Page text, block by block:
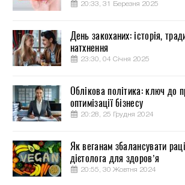
20:33, 31 Березня 2025
День закоханих: історія,
натхнення
23:30, 04 Січня 2025
Облікова політика: ключ до
оптимізації бізнесу
20:28, 25 Грудня 2024
Як веганам збалансувати
дієтолога для здоров’я
20:55, 30 Жовтня 2024